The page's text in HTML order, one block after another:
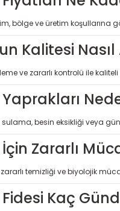
bölge ve üretim koşullarına
Kalitesi Nasıl
ve zararlı kontrolü ile
sulama, besin eksikliği veya
Zararlı
temizliği ve biyolojik
Kaç